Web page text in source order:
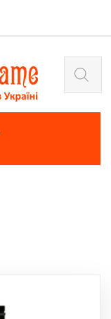
Поиск
товаров